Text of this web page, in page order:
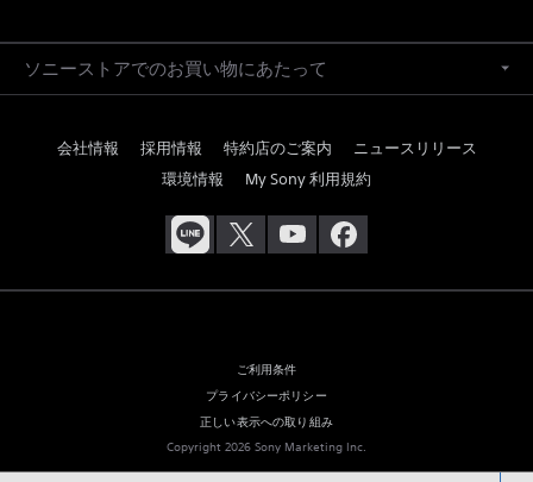
ソニーストアでのお買い物にあたって
会社情報 採用情報 特約店のご案内
ニュースリリース
環境情報
My Sony 利用規約
ご利用条件
プライバシーポリシー
正しい表示への取り組み
Copyright 2026 Sony Marketing Inc.